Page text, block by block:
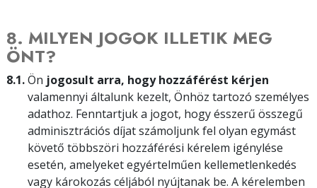
8. MILYEN JOGOK ILLETIK MEG
ÖNT?
8.1.Ön jogosult arra, hogy hozzáférést kérjen
valamennyi általunk kezelt, Önhöz tartozó személyes
adathoz. Fenntartjuk a jogot, hogy ésszerű összegű
adminisztrációs díjat számoljunk fel olyan egymást
követő többszöri hozzáférési kérelem igénylése
esetén, amelyeket egyértelműen kellemetlenkedés
vagy károkozás céljából nyújtanak be. A kérelemben